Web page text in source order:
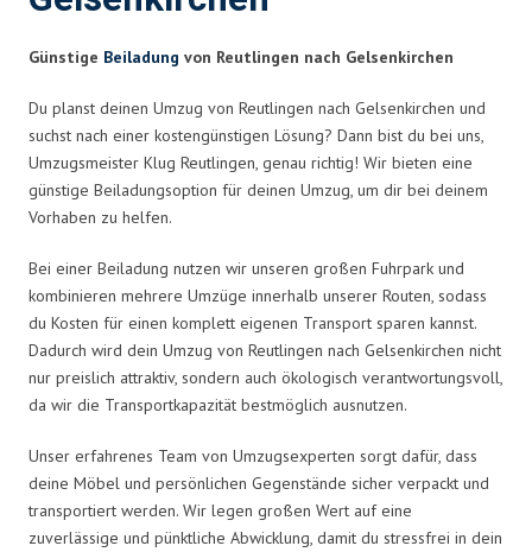
Günstige Beiladung von Reutlingen nach Gelsenkirchen
Du planst deinen Umzug von Reutlingen nach Gelsenkirchen und
suchst nach einer kostengünstigen Lösung? Dann bist du bei uns,
Umzugsmeister Klug Reutlingen, genau richtig! Wir bieten eine
günstige Beiladungsoption für deinen Umzug, um dir bei deinem
Vorhaben zu helfen.
Bei einer Beiladung nutzen wir unseren großen Fuhrpark und
kombinieren mehrere Umzüge innerhalb unserer Routen, sodass
du Kosten für einen komplett eigenen Transport sparen kannst.
Dadurch wird dein Umzug von Reutlingen nach Gelsenkirchen nicht
nur preislich attraktiv, sondern auch ökologisch verantwortungsvoll,
da wir die Transportkapazität bestmöglich ausnutzen.
Unser erfahrenes Team von Umzugsexperten sorgt dafür, dass
deine Möbel und persönlichen Gegenstände sicher verpackt und
transportiert werden. Wir legen großen Wert auf eine
zuverlässige und pünktliche Abwicklung, damit du stressfrei in dein